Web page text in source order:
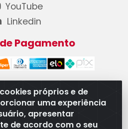
próprios e de
uma experiência
apresentar
de acordo com o seu
YouTube
Linkedin
Pagamento
Automotivos LTDA - CNPJ
Rua do Níquel, 667 - Parque
GO - CEP 74375-660